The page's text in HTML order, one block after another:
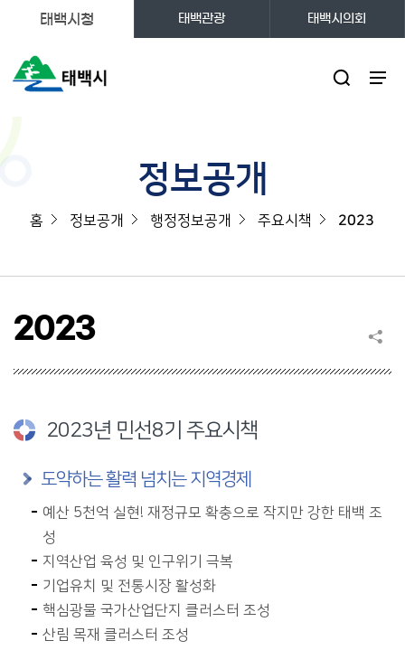
태백시청 태백관광 태백시의회
정보공개
홈 정보공개 행정정보공개 주요시책 2023
2023
2023년 민선8기 주요시책
도약하는 활력 넘치는 지역경제
예산 5천억 실현! 재정규모 확충으로 작지만 강한 태백 조
성
지역산업 육성 및 인구위기 극복
기업유치 및 전통시장 활성화
핵심광물 국가산업단지 클러스터 조성
산림 목재 클러스터 조성